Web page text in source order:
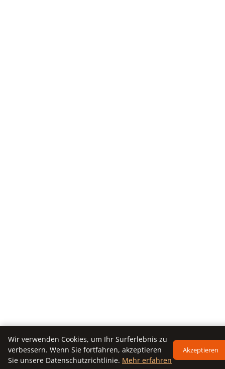
Wir verwenden Cookies, um Ihr Surferlebnis zu
verbessern. Wenn Sie fortfahren, akzeptieren
Sie unsere Datenschutzrichtlinie. Mehr erfahren
Akzeptieren